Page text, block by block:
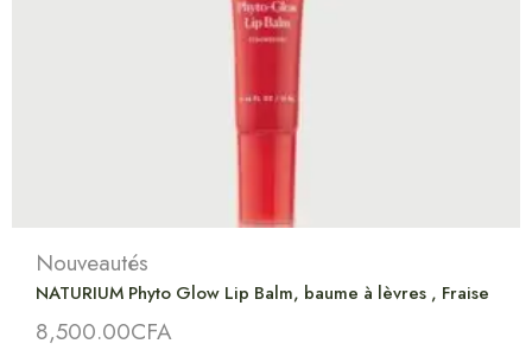
Nouveautés
NATURIUM Phyto Glow Lip Balm, baume à lèvres , Fraise
8,500.00CFA